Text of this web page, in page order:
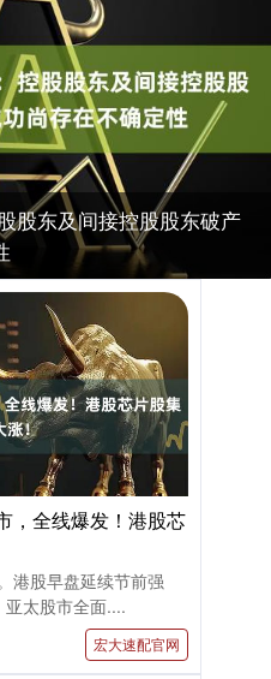
股东及间接控股股东破产
，全线爆发！港股芯
港股早盘延续节前强
太股市全面....
宏大速配官网